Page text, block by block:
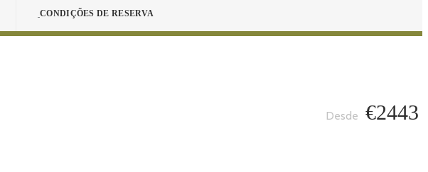
CONDIÇÕES DE RESERVA
€2443